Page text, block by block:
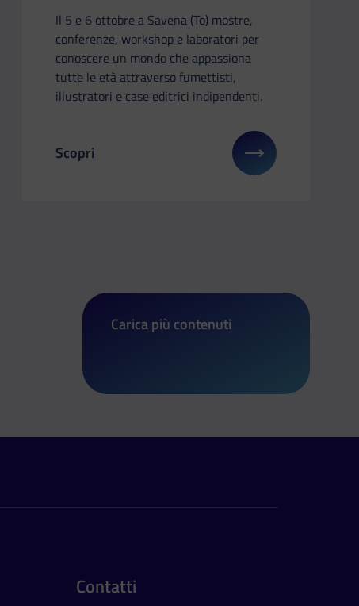
in Puglia: a Bari, dal 16 al 18 ottobre
Il 5 e 6 ottobre a Savena (To) mostre,
conferenze, workshop e laboratori per
conoscere un mondo che appassiona
tutte le età attraverso fumettisti,
illustratori e case editrici indipendenti.
Il link ti porterà ad avere maggiori dettagli su:
Scopri
Carica più contenuti
Contatti